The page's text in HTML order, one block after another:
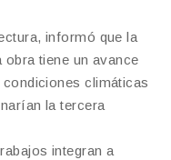
informó que la
tiene un avance
climáticas
la tercera
integran a